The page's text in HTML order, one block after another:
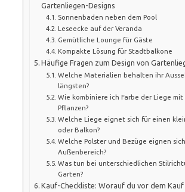
Gartenliegen-Designs
Sonnenbaden neben dem Pool
Leseecke auf der Veranda
Gemütliche Lounge für Gäste
Kompakte Lösung für Stadtbalkone
Häufige Fragen zum Design von
Welche Materialien behalten ihr
längsten?
Wie kombiniere ich Farbe der Liege mit
Pflanzen?
Welche Liege eignet sich für einen
oder Balkon?
Welche Polster und Bezüge eignen
Außenbereich?
Was tun bei unterschiedlichen
Garten?
Kauf-Checkliste: Worauf du vor dem Kauf